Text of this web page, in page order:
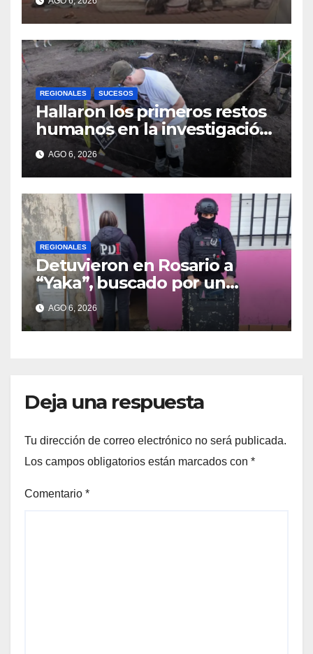
REGIONALES SUCESOS
Hallaron los primeros restos
humanos en la investigación
por la Masacre Indígena de
San Antonio de Obligado
AGO 6, 2026
REGIONALES
Detuvieron en Rosario a
“Yaka”, buscado por un
homicidio y otros hechos de
violencia armada
AGO 6, 2026
Deja una respuesta
Tu dirección de correo electrónico no será publicada.
Los campos obligatorios están marcados con *
Comentario *